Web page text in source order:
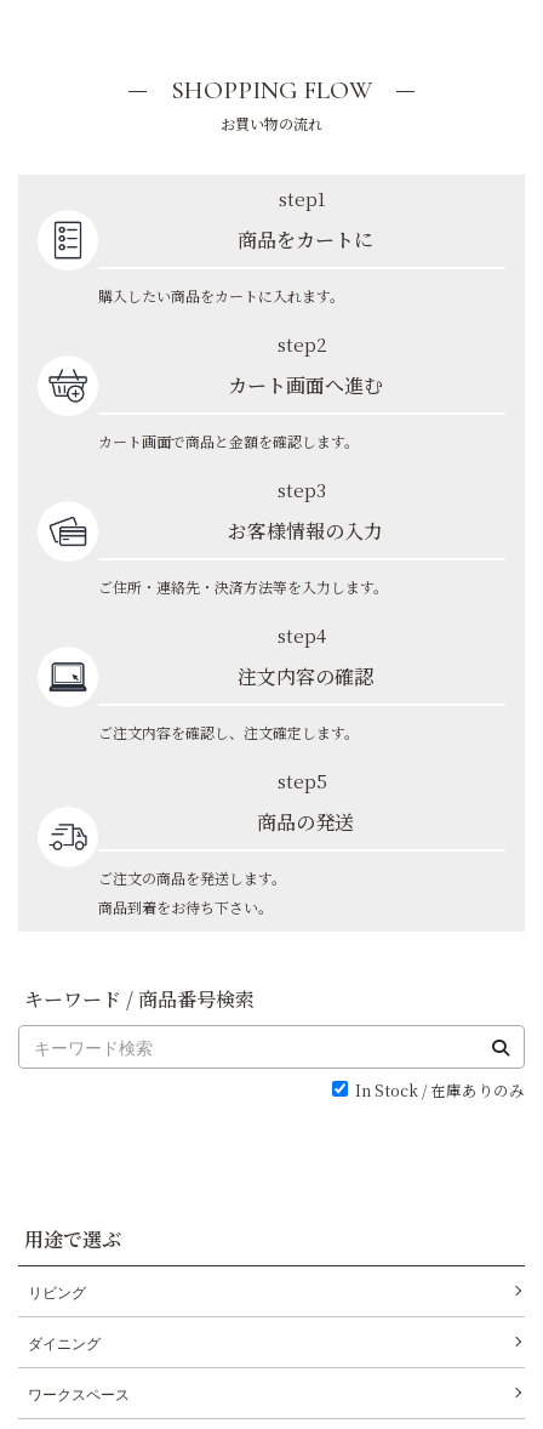
SHOPPING FLOW
お買い物の流れ
step1
商品をカートに
購入したい商品をカートに入れます。
step2
カート画面へ進む
カート画面で商品と金額を確認します。
step3
お客様情報の入力
ご住所・連絡先・決済方法等を入力します。
step4
注文内容の確認
ご注文内容を確認し、注文確定します。
step5
商品の発送
ご注文の商品を発送します。
商品到着をお待ち下さい。
キーワード / 商品番号検索
In Stock / 在庫ありのみ
用途で選ぶ
リビング
ダイニング
ワークスペース